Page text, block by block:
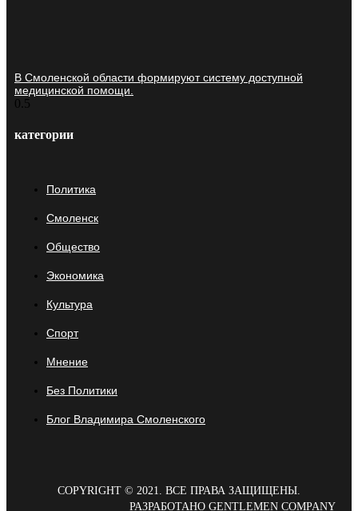
В Смоленской области формируют систему доступной
медицинской помощи.
категории
Политика
Смоленск
Общество
Экономика
Культура
Спорт
Мнение
Без Политики
Блог Владимира Смоленского
COPYRIGHT © 2021. ВСЕ ПРАВА ЗАЩИЩЕНЫ.
РАЗРАБОТАНО GENTLEMEN COMPANY